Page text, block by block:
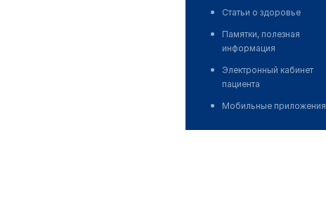
Статьи о здоровье
Памятки, полезная
информация
Электронный кабинет
пациента
Мобильные приложения